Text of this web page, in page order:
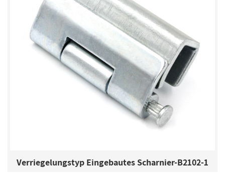
Verriegelungstyp Eingebautes Scharnier-B2102-1